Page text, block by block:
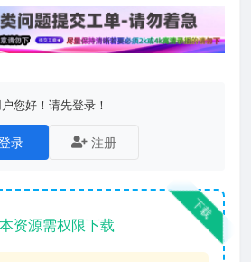
您好！请先登录！
录 注册
下载
本资源需权限下载